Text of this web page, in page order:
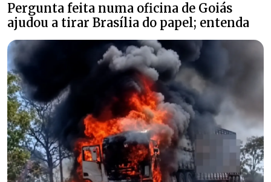
Pergunta feita numa oficina de Goiás
ajudou a tirar Brasília do papel; entenda